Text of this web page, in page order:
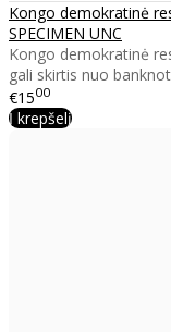
Kongo demokratinė
SPECIMEN UNC
Kongo demokratinė
gali skirtis nuo
€1500
Į krepšelį